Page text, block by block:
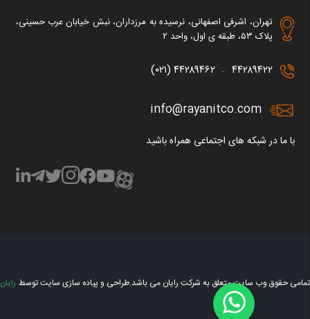
تهران، اشرفی اصفهانی، نرسیده به مرزداران، نبش خیابان عرب حسینی،
پلاک ۵۳، طبقه ی اول، واحد ۲
۴۴۲۸۹۴۲۲ – ۴۴۲۸۹۴۶۲ (۰۲۱)
info@rayanitco.com
با ما در شبکه های اجتماعی همراه باشید
تمامی حقوق وب سایت متعلق به شرکت رایان می باشد.طراحی و پیاده سازی سایت توسط رایان